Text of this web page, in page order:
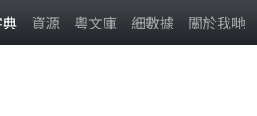
資源 粵文庫 細數據 關於我哋